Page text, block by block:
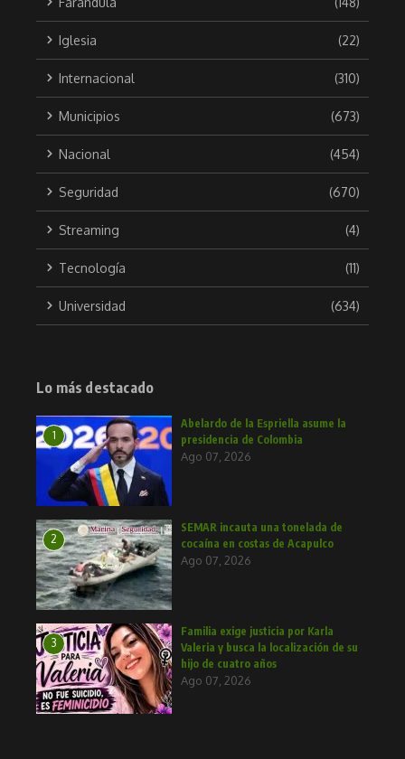
Iglesia (22)
Internacional (310)
Municipios (673)
Nacional (454)
Seguridad (670)
Streaming (4)
Tecnología (11)
Universidad (634)
Lo más destacado
1
Abelardo de la Espriella asume la
presidencia de Colombia
Ago 07, 2026
2
SEMAR incauta una tonelada de
cocaína en costas de Acapulco
Ago 07, 2026
3
Familia exige justicia por Karla
Valeria y busca la localización de su
hijo de cuatro años
Ago 07, 2026